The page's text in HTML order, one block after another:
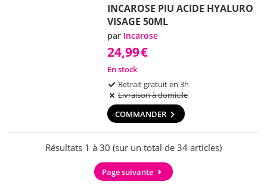
INCAROSE PIU ACIDE HYALURO
VISAGE 50ML
par Incarose
24,99€
En stock
Retrait gratuit en 3h
Livraison à domicile
COMMANDER
Résultats 1 à 30 (sur un total de 34 articles)
Page suivante